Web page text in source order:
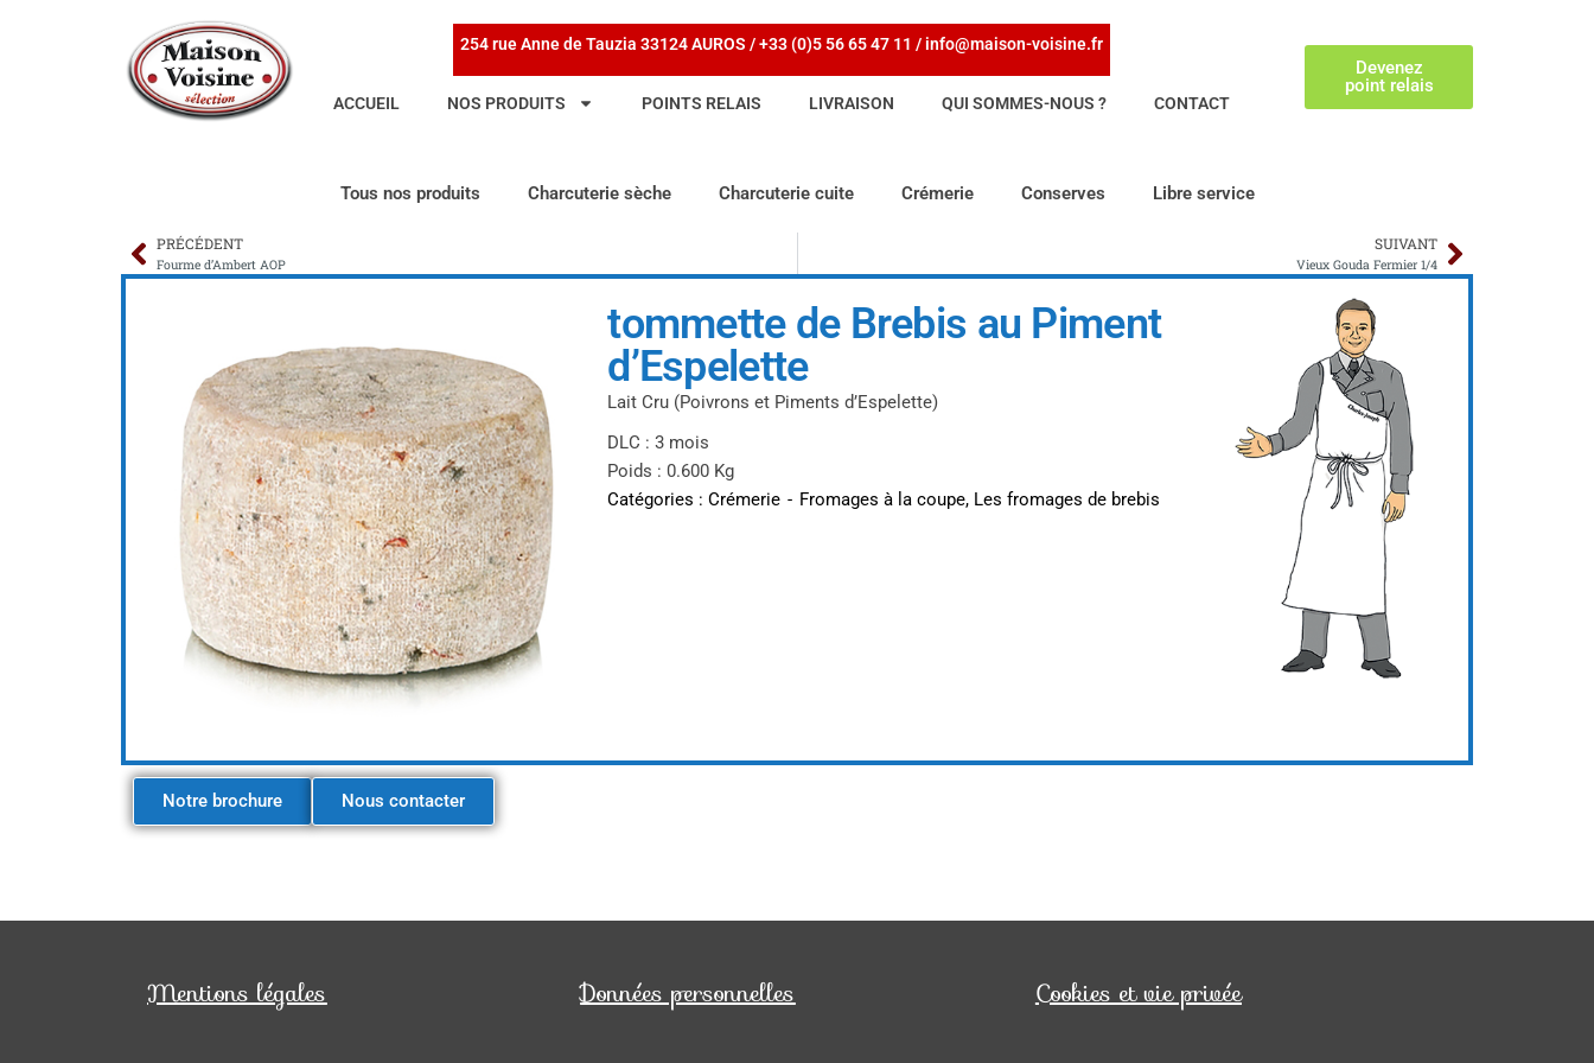
254 rue Anne de Tauzia 33124 AUROS / +33 (0)5 56 65 47 11 / info@maison-voisine.fr
ACCUEIL NOS PRODUITS POINTS RELAIS LIVRAISON QUI SOMMES-NOUS ? CONTACT
Devenez
point relais
Tous nos produits Charcuterie sèche Charcuterie cuite Crémerie Conserves Libre service
PRÉCÉDENT
Fourme d’Ambert AOP
SUIVANT
Vieux Gouda Fermier 1/4
tommette de Brebis au Piment
d’Espelette
Lait Cru (Poivrons et Piments d’Espelette)
DLC : 3 mois
Poids : 0.600 Kg
Catégories : Crémerie - Fromages à la coupe, Les fromages de brebis
Notre brochure Nous contacter
Mentions légales Données personnelles Cookies et vie privée